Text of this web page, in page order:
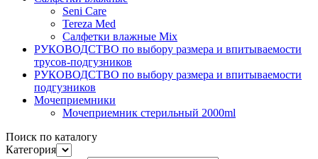
Seni Care
Tereza Med
Салфетки влажные Mix
РУКОВОДСТВО по выбору размера и впитываемости
трусов-подгузников
РУКОВОДСТВО по выбору размера и впитываемости
подгузников
Мочеприемники
Мочеприемник стерильный 2000ml
Поиск по каталогу
Категория